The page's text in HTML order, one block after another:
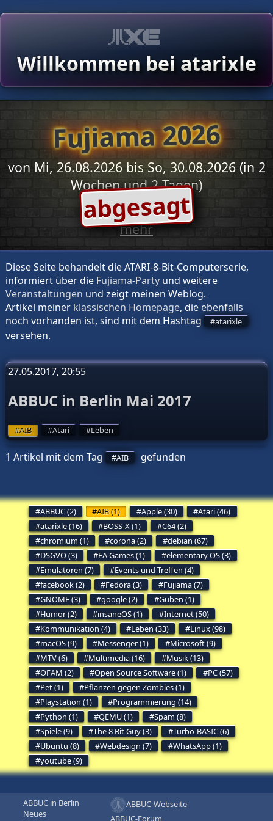
Willkommen bei atarixle
Fujiama 2026
von Mi, 26.08.2026 bis So, 30.08.2026 (in 2
Wochen und 2 Tagen)
abgesagt
mehr
Diese Seite behandelt die ATARI-8-Bit-Computerserie,
informiert über die Fujiama-Partyund weitere
Veranstaltungen und zeigt meinen Weblog.
Artikel meiner klassischen Homepage, die ebenfalls
noch vorhanden ist, sind mit dem Hashtag
atarixle
versehen.
27.05.2017, 20:55
ABBUC in Berlin Mai 2017
AIB Atari Leben
1 Artikel mit dem Tag AIB gefunden
ABBUC (2) AIB (1) Apple (30)
Atari (46)
atarixle (16)
BOSS-X (1)
C64 (2)
chromium (1)
corona (2)
debian (67)
DSGVO (3)
EA Games (1)
elementary OS (3)
Emulatoren (7)
Events und Treffen (4)
facebook (2)
Fedora (3)
Fujiama (7)
GNOME (3)
google (2)
Guben (1)
Humor (2)
insaneOS (1)
Internet (50)
Kommunikation (4)
Leben (33)
Linux (98)
macOS (9)
Messenger (1)
Microsoft (9)
MTV (6)
Multimedia (16)
Musik (13)
OFAM (2)
Open Source Software (1)
PC (57)
Pet (1)
Pflanzen gegen Zombies (1)
Playstation (1)
Programmierung (14)
Python (1)
QEMU (1)
Spam (8)
Spiele (9)
The 8 Bit Guy (3)
Turbo-BASIC (6)
Ubuntu (8)
Webdesign (7)
WhatsApp (1)
youtube (9)
ABBUC in Berlin
Neues
ABBUC-Webseite
ABBUC-Forum